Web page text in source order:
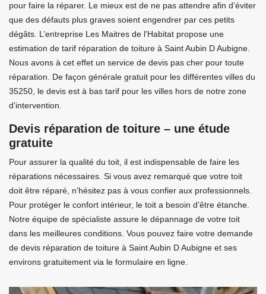
pour faire la réparer. Le mieux est de ne pas attendre afin d’éviter
que des défauts plus graves soient engendrer par ces petits
dégâts. L’entreprise Les Maitres de l'Habitat propose une
estimation de tarif réparation de toiture à Saint Aubin D Aubigne.
Nous avons à cet effet un service de devis pas cher pour toute
réparation. De façon générale gratuit pour les différentes villes du
35250, le devis est à bas tarif pour les villes hors de notre zone
d’intervention.
Devis réparation de toiture – une étude
gratuite
Pour assurer la qualité du toit, il est indispensable de faire les
réparations nécessaires. Si vous avez remarqué que votre toit
doit être réparé, n’hésitez pas à vous confier aux professionnels.
Pour protéger le confort intérieur, le toit a besoin d’être étanche.
Notre équipe de spécialiste assure le dépannage de votre toit
dans les meilleures conditions. Vous pouvez faire votre demande
de devis réparation de toiture à Saint Aubin D Aubigne et ses
environs gratuitement via le formulaire en ligne.